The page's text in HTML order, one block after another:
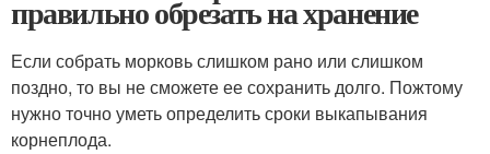
правильно обрезать на хранение
Если собрать морковь слишком рано или слишком
поздно, то вы не сможете ее сохранить долго. Пожтому
нужно точно уметь определить сроки выкапывания
корнеплода.